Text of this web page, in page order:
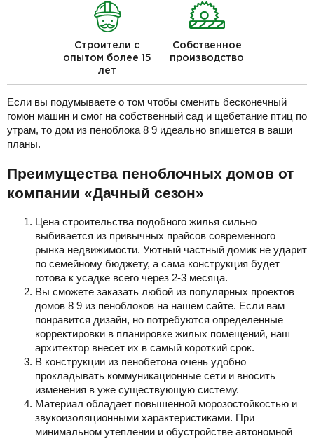
Строители с
опытом более 15
лет
Собственное
производство
Если вы подумываете о том чтобы сменить бесконечный
гомон машин и смог на собственный сад и щебетание птиц по
утрам, то дом из пеноблока 8 9 идеально впишется в ваши
планы.
Преимущества пеноблочных домов от
компании «Дачный сезон»
Цена строительства подобного жилья сильно
выбивается из привычных прайсов современного
рынка недвижимости. Уютный частный домик не ударит
по семейному бюджету, а сама конструкция будет
готова к усадке всего через 2-3 месяца.
Вы сможете заказать любой из популярных проектов
домов 8 9 из пеноблоков на нашем сайте. Если вам
понравится дизайн, но потребуются определенные
корректировки в планировке жилых помещений, наш
архитектор внесет их в самый короткий срок.
В конструкции из пенобетона очень удобно
прокладывать коммуникационные сети и вносить
изменения в уже существующую систему.
Материал обладает повышенной морозостойкостью и
звукоизоляционными характеристиками. При
минимальном утеплении и обустройстве автономной